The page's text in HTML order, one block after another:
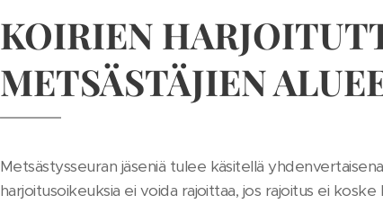
KOIRIEN
METSÄSTÄJIEN
Metsästysseuran jäseniä tulee käsitellä
harjoitusoikeuksia ei voida rajoittaa, jos rajoitus ei